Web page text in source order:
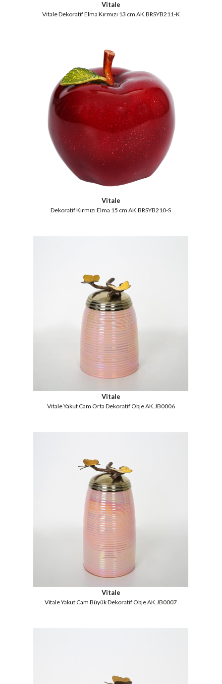
Vitale
Vitale Dekoratif Elma Kırmızı 13 cm AK.BRSYB211-K
Vitale
Dekoratif Kırmızı Elma 15 cm AK.BRSYB210-S
Vitale
Vitale Yakut Cam Orta Dekoratif Obje AK.JB0006
Vitale
Vitale Yakut Cam Büyük Dekoratif Obje AK.JB0007